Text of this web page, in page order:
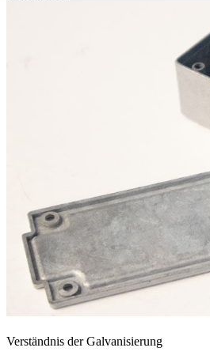
Verständnis der Galvanisierung